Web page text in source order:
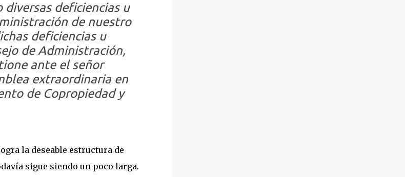
deficiencias u
de nuestro
deficiencias u
de Administración,
ante el señor
extraordinaria en
de Copropiedad y
la deseable estructura de
sigue siendo un poco larga.